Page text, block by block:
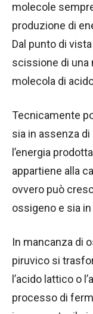
molecole
produzione di
Dal punto di
scissione di una
molecola di
Tecnicamente
sia in assenza
l’energia
appartiene alla
ovvero può
ossigeno e sia
In mancanza di
piruvico si
l’acido lattico o
processo di